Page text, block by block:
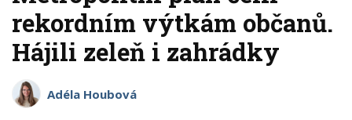
rekordním výtkám občanů.
Hájili zeleň i zahrádky
Adéla Houbová